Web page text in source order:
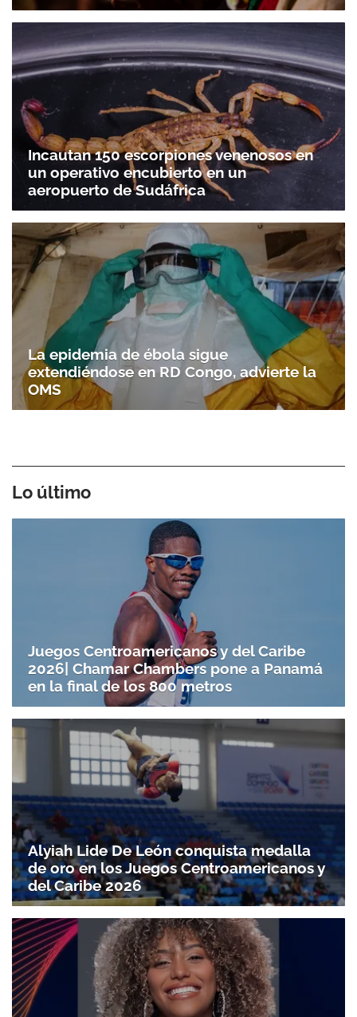
Incautan 150 escorpiones venenosos en
un operativo encubierto en un
aeropuerto de Sudáfrica
La epidemia de ébola sigue
extendiéndose en RD Congo, advierte la
OMS
Lo último
Juegos Centroamericanos y del Caribe
2026| Chamar Chambers pone a Panamá
en la final de los 800 metros
Alyiah Lide De León conquista medalla
de oro en los Juegos Centroamericanos y
del Caribe 2026